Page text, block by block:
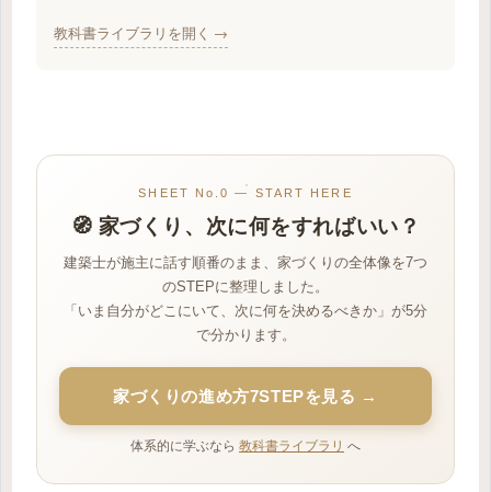
教科書ライブラリを開く →
SHEET No.0 — START HERE
🧭 家づくり、次に何をすればいい？
建築士が施主に話す順番のまま、家づくりの全体像を7つ
のSTEPに整理しました。
「いま自分がどこにいて、次に何を決めるべきか」が5分
で分かります。
家づくりの進め方7STEPを見る →
体系的に学ぶなら 教科書ライブラリ へ